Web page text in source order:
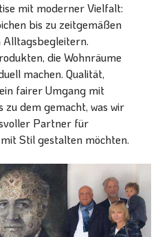
mit moderner Vielfalt:
bis zu zeitgemäßen
Alltagsbegleitern.
die Wohnräume
machen. Qualität,
fairer Umgang mit
zu dem gemacht, was wir
Partner für
Stil gestalten möchten.